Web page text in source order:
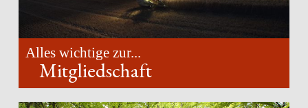
Alles wichtige zur...
Mitgliedschaft